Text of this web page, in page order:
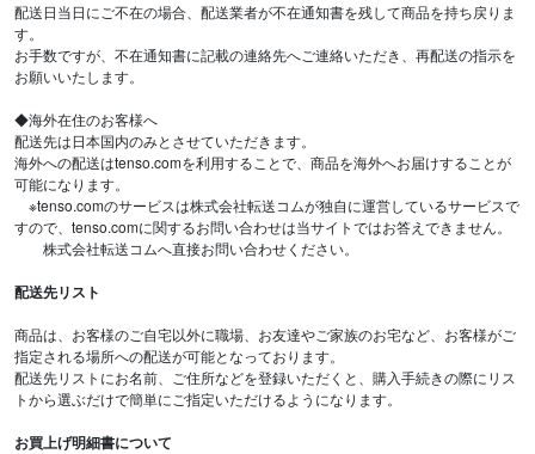
配送日当日にご不在の場合、配送業者が不在通知書を残して商品を持ち戻りま
す。
お手数ですが、不在通知書に記載の連絡先へご連絡いただき、再配送の指示を
お願いいたします。
◆海外在住のお客様へ
配送先は日本国内のみとさせていただきます。
海外への配送はtenso.comを利用することで、商品を海外へお届けすることが
可能になります。
※tenso.comのサービスは株式会社転送コムが独自に運営しているサービスで
すので、tenso.comに関するお問い合わせは当サイトではお答えできません。
株式会社転送コムへ直接お問い合わせください。
配送先リスト
商品は、お客様のご自宅以外に職場、お友達やご家族のお宅など、お客様がご
指定される場所への配送が可能となっております。
配送先リストにお名前、ご住所などを登録いただくと、購入手続きの際にリス
トから選ぶだけで簡単にご指定いただけるようになります。
お買上げ明細書について